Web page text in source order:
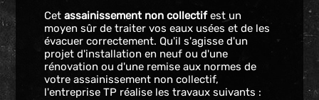
Cetassainissement non collectifest un
moyen sûr de traiter vos eaux usées et de les
évacuer correctement. Qu'il s'agisse d'un
projet d'installation en neuf ou d'une
rénovation ou d'une remise aux normes de
votre assainissement non collectif,
l'entreprise TP réalise les travaux suivants :